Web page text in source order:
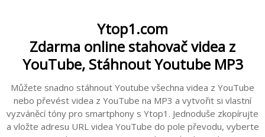
Ytop1.com
Zdarma online stahovač videa z
YouTube, Stáhnout Youtube MP3
Můžete snadno stáhnout Youtube všechna videa z YouTube
nebo převést videa z YouTube na MP3 a vytvořit si vlastní
vyzváněcí tóny pro smartphony s Ytop1. Jednoduše zkopírujte
a vložte adresu URL videa YouTube do pole převodu, vyberte